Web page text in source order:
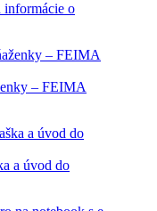
informácie o
– FEIMA
a úvod do